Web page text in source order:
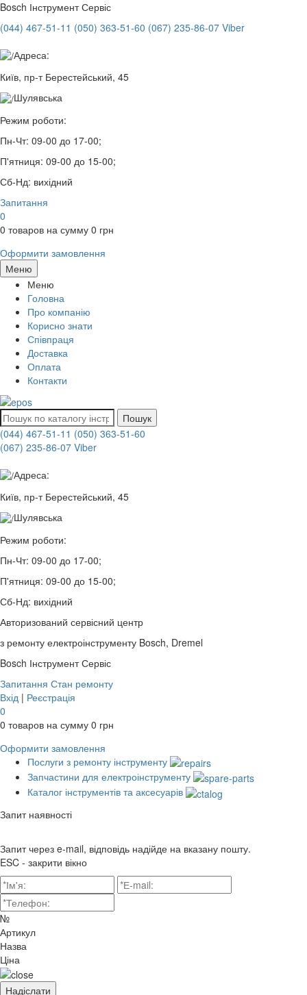
Bosch Інструмент Сервіс
(044) 467-51-11 (050) 363-51-60 (067) 235-86-07 Viber
Адреса:
Київ, пр-т Берестейський, 45
Шулявська
Режим роботи:
Пн-Чт: 09-00 до 17-00;
П'ятниця: 09-00 до 15-00;
Сб-Нд: вихідний
Запитання
0
0 товаров на сумму 0 грн
Оформити замовлення
Меню
Меню
Головна
Про компанію
Корисно знати
Співпраця
Доставка
Оплата
Контакти
Пошук
(044) 467-51-11 (050) 363-51-60
(067) 235-86-07 Viber
Адреса:
Київ, пр-т Берестейський, 45
Шулявська
Режим роботи:
Пн-Чт: 09-00 до 17-00;
П'ятниця: 09-00 до 15-00;
Сб-Нд: вихідний
Авторизований сервісний центр
з ремонту електроінструменту Bosch, Dremel
Bosch Інструмент Сервіс
Запитання Стан ремонту
Вхід | Реєстрація
0
0 товаров на сумму 0 грн
Оформити замовлення
Послуги з ремонту інструменту
Запчастини для електроінструменту
Каталог інструментів та аксесуарів
Запит наявності
Запит через e-mail, відповідь надійде на вказану пошту.
ESC - закрити вікно
№
Артикул
Назва
Ціна